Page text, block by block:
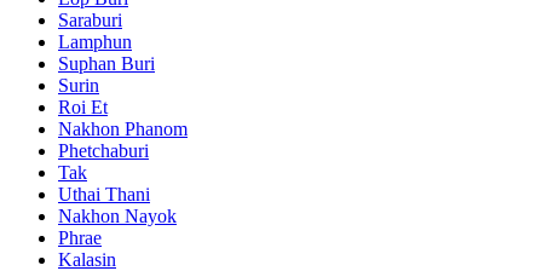
Saraburi
Lamphun
Suphan Buri
Surin
Roi Et
Nakhon Phanom
Phetchaburi
Tak
Uthai Thani
Nakhon Nayok
Phrae
Kalasin